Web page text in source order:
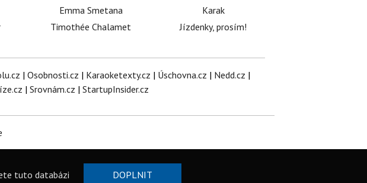
Emma Smetana
Timothée Chalamet
Karak
Jízdenky, prosím!
| Osobnosti.cz | Karaoketexty.cz | Úschovna.cz | Nedd.cz |
| Srovnám.cz | StartupInsider.cz
tuto databázi DOPLNIT